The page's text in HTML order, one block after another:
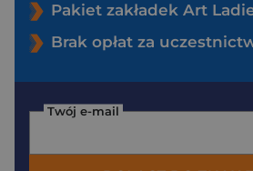
Pakiet zakładek Art
Brak opłat za
Twój e-mail